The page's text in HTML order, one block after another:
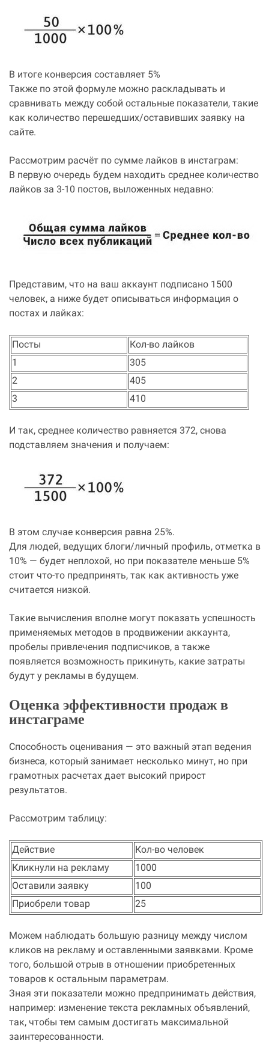
В итоге конверсия составляет 5%
Также по этой формуле можно раскладывать и
сравнивать между собой остальные показатели, такие
как количество перешедших/оставивших заявку на
сайте.
Рассмотрим расчёт по сумме лайков в инстаграм:
В первую очередь будем находить среднее количество
лайков за 3-10 постов, выложенных недавно:
Представим, что на ваш аккаунт подписано 1500
человек, а ниже будет описываться информация о
постах и лайках:
Посты
Кол-во лайков
1
305
2
405
3
410
И так, среднее количество равняется 372, снова
подставляем значения и получаем:
В этом случае конверсия равна 25%.
Для людей, ведущих блоги/личный профиль, отметка в
10% — будет неплохой, но при показателе меньше 5%
стоит что-то предпринять, так как активность уже
считается низкой.
Такие вычисления вполне могут показать успешность
применяемых методов в продвижении аккаунта,
пробелы привлечения подписчиков, а также
появляется возможность прикинуть, какие затраты
будут у рекламы в будущем.
Оценка эффективности продаж в
инстаграме
Способность оценивания — это важный этап ведения
бизнеса, который занимает несколько минут, но при
грамотных расчетах дает высокий прирост
результатов.
Рассмотрим таблицу:
Действие
Кол-во человек
Кликнули на рекламу
1000
Оставили заявку
100
Приобрели товар
25
Можем наблюдать большую разницу между числом
кликов на рекламу и оставленными заявками. Кроме
того, большой отрыв в отношении приобретенных
товаров к остальным параметрам.
Зная эти показатели можно предпринимать действия,
например: изменение текста рекламных объявлений,
так, чтобы тем самым достигать максимальной
заинтересованности.